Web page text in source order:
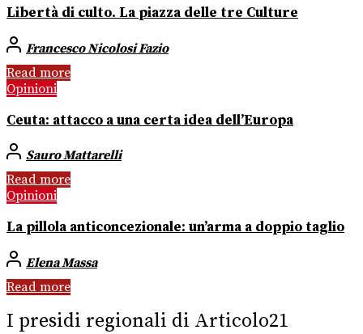
Libertà di culto. La piazza delle tre Culture
Francesco Nicolosi Fazio
Read more
Opinioni
Ceuta: attacco a una certa idea dell’Europa
Sauro Mattarelli
Read more
Opinioni
La pillola anticoncezionale: un’arma a doppio taglio
Elena Massa
Read more
I presidi regionali di Articolo21